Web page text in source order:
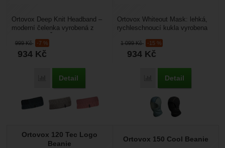
999Kč -7 %
934 Kč
Porovnat
Detail
Ortovox Deep Knit Headband –
moderní čelenka vyrobená z
zároveň prodyšná,...
1 099Kč -15 %
934 Kč
Porovnat
Detail
Ortovox Whiteout Mask: lehká,
rychleschnoucí kukla vyrobena
výborné termoregulační...
Ortovox 120 Tec Logo
Beanie
Ortovox 150 Cool Beanie